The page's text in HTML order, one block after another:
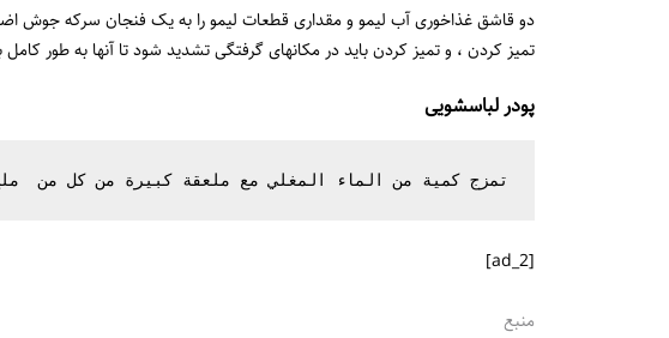
دو قاشق غذاخوری آب لیمو و مقداری قطعات لیمو را به یک فنجان سرکه جوش
تمیز کردن ، و تمیز کردن باید در مکانهای گرفتگی تشدید شود تا آنها به طور
پودر لباسشویی
تمزج كمية من الماء المغلي مع ملعقة كبيرة من كل من
[ad_2]
منبع